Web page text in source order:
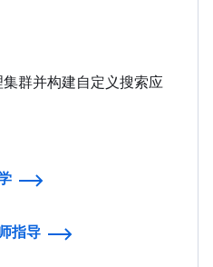
群并构建自定义搜索应
指导